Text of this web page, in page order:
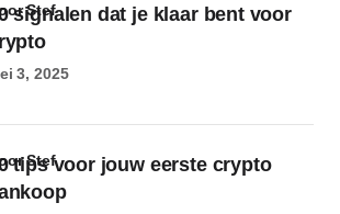
signalen dat je klaar bent voor
Stef
3, 2025
tips voor jouw eerste crypto
Stef